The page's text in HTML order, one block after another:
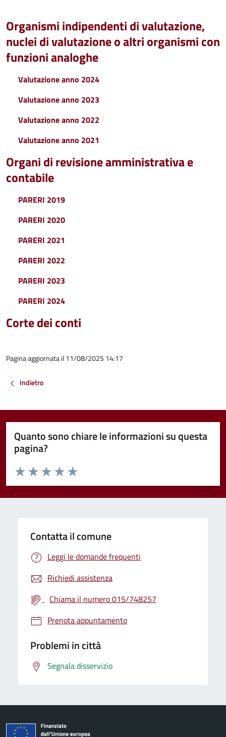
Organismi indipendenti di valutazione,
nuclei di valutazione o altri organismi con
funzioni analoghe
Valutazione anno 2024
Valutazione anno 2023
Valutazione anno 2022
Valutazione anno 2021
Organi di revisione amministrativa e
contabile
PARERI 2019
PARERI 2020
PARERI 2021
PARERI 2022
PARERI 2023
PARERI 2024
Corte dei conti
Pagina aggiornata il 11/08/2025 14:17
Indietro
Quanto sono chiare le informazioni su questa
pagina?
Valuta da 1 a 5 stelle la pagina
Valuta 5 stelle su 5
Valuta 4 stelle su 5
Valuta 3 stelle su 5
Valuta 2 stelle su 5
Valuta 1 stelle su 5
Contatta il comune
Leggi le domande frequenti
Richiedi assistenza
Chiama il numero 015/748257
Prenota appuntamento
Problemi in città
Segnala disservizio